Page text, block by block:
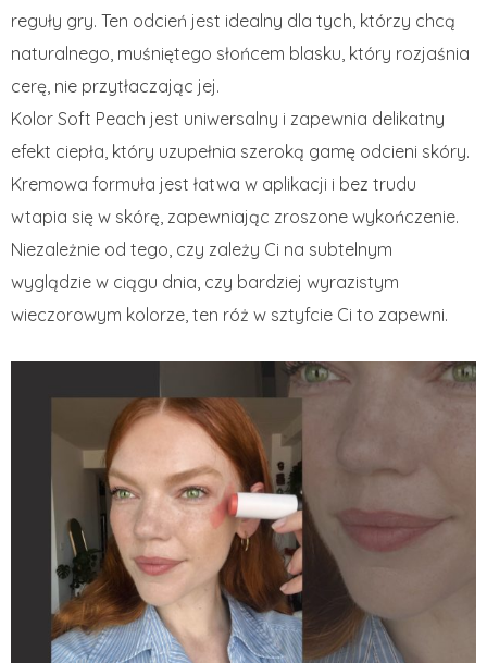
reguły gry. Ten odcień jest idealny dla tych, którzy chcą
naturalnego, muśniętego słońcem blasku, który rozjaśnia
cerę, nie przytłaczając jej.
Kolor Soft Peach jest uniwersalny i zapewnia delikatny
efekt ciepła, który uzupełnia szeroką gamę odcieni skóry.
Kremowa formuła jest łatwa w aplikacji i bez trudu
wtapia się w skórę, zapewniając zroszone wykończenie.
Niezależnie od tego, czy zależy Ci na subtelnym
wyglądzie w ciągu dnia, czy bardziej wyrazistym
wieczorowym kolorze, ten róż w sztyfcie Ci to zapewni.